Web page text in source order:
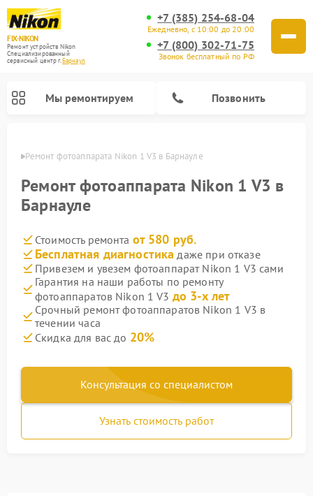
FIX-NIKON
Ремонт устройств Nikon
Специализированный
cервисный центр г.Барнаул
+7 (385) 254-68-04
Ежедневно, с 10:00 до 20:00
+7 (800) 302-71-75
Звонок бесплатный по РФ
Мы ремонтируем Позвонить
Ремонт фотоаппарата Nikon 1 V3 в Барнауле
Ремонт фотоаппарата Nikon 1 V3 в
Барнауле
Стоимость ремонта от 580 руб.
Бесплатная диагностика даже при отказе
Привезем и увезем фотоаппарат Nikon 1 V3 сами
Гарантия на наши работы по ремонту
фотоаппаратов Nikon 1 V3 до 3-х лет
Срочный ремонт фотоаппаратов Nikon 1 V3 в
течении часа
Скидка для вас до 20%
Консультация со специалистом
Узнать стоимость работ